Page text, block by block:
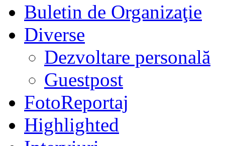
Buletin de Organizaţie
Diverse
Dezvoltare personală
Guestpost
FotoReportaj
Highlighted